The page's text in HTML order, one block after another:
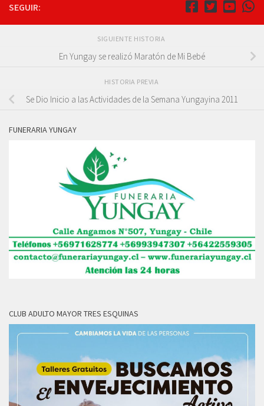
SEGUIR:
SIGUIENTE HISTORIA
En Yungay se realizó Maratón de Mi Bebé
HISTORIA PREVIA
Se Dio Inicio a las Actividades de la Semana Yungayina 2011
FUNERARIA YUNGAY
CLUB ADULTO MAYOR TRES ESQUINAS